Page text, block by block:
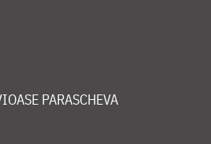
PARASCHEVA